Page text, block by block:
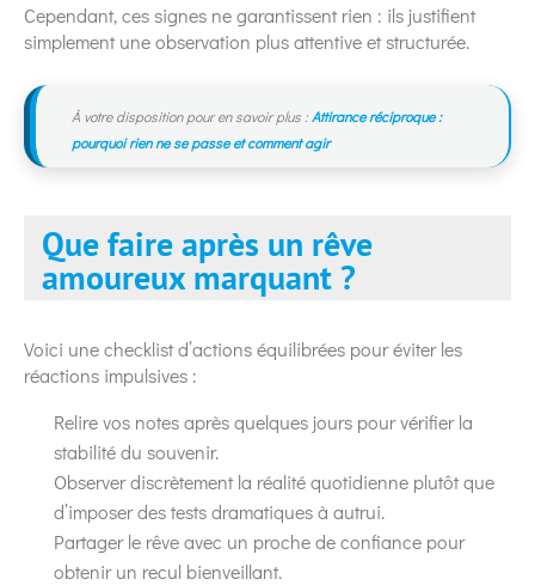
Cependant, ces signes ne garantissent rien : ils justifient
simplement une observation plus attentive et structurée.
À votre disposition pour en savoir plus :Attirance réciproque :
pourquoi rien ne se passe et comment agir
Que faire après un rêve
amoureux marquant ?
Voici une checklist d’actions équilibrées pour éviter les
réactions impulsives :
Relire vos notes après quelques jours pour vérifier la
stabilité du souvenir.
Observer discrètement la réalité quotidienne plutôt que
d’imposer des tests dramatiques à autrui.
Partager le rêve avec un proche de confiance pour
obtenir un recul bienveillant.